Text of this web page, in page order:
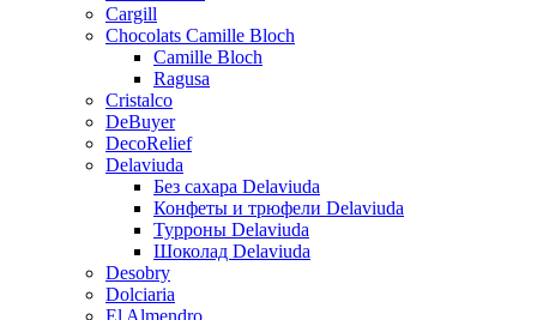
Cargill
Chocolats Camille Bloch
Camille Bloch
Ragusa
Cristalco
DeBuyer
DecoRelief
Delaviuda
Без сахара Delaviuda
Конфеты и трюфели Delaviuda
Турроны Delaviuda
Шоколад Delaviuda
Desobry
Dolciaria